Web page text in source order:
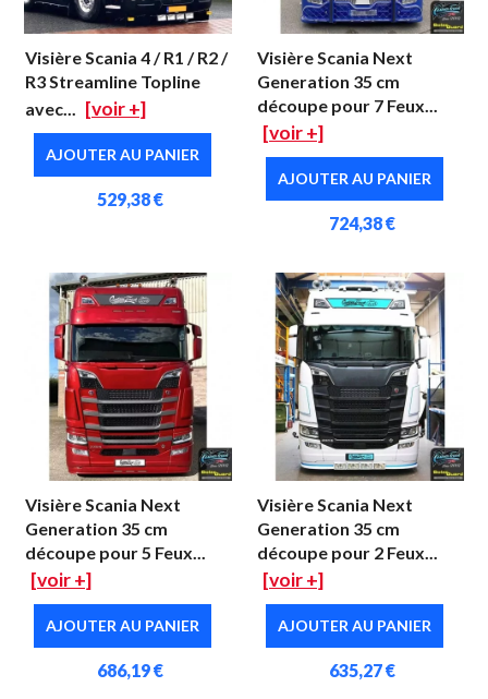
Visière Scania 4 / R1 / R2 /
R3 Streamline Topline
avec... [voir +]
AJOUTER AU PANIER
529,38 €
Visière Scania Next
Generation 35 cm
découpe pour 7 Feux...
[voir +]
AJOUTER AU PANIER
724,38 €
Visière Scania Next
Generation 35 cm
découpe pour 5 Feux...
[voir +]
AJOUTER AU PANIER
686,19 €
Visière Scania Next
Generation 35 cm
découpe pour 2 Feux...
[voir +]
AJOUTER AU PANIER
635,27 €